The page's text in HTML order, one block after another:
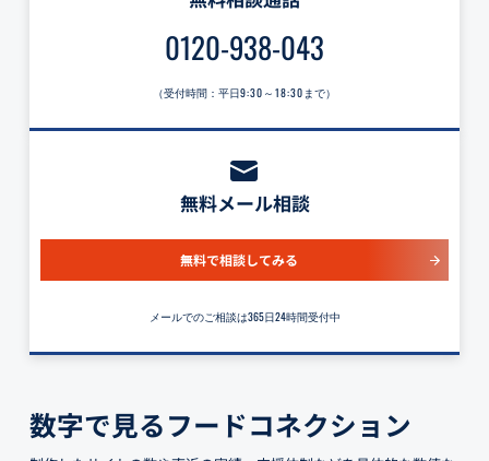
0120-938-043
（受付時間：平日9:30～18:30 まで）
無料メール相談
無料で相談してみる
メールでのご相談は365日24時間受付中
数字で見るフードコネクション